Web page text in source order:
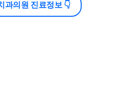
과의원 진료정보 👇